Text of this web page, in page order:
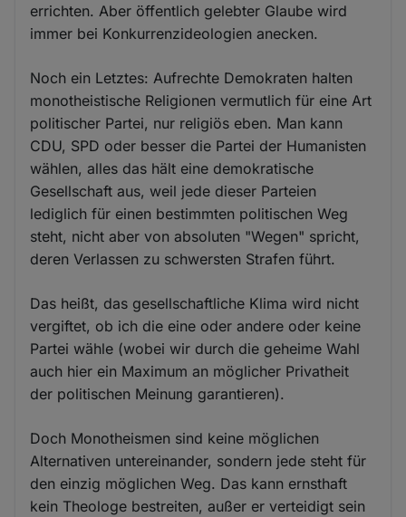
errichten. Aber öffentlich gelebter Glaube wird
immer bei Konkurrenzideologien anecken.
Noch ein Letztes: Aufrechte Demokraten halten
monotheistische Religionen vermutlich für eine Art
politischer Partei, nur religiös eben. Man kann
CDU, SPD oder besser die Partei der Humanisten
wählen, alles das hält eine demokratische
Gesellschaft aus, weil jede dieser Parteien
lediglich für einen bestimmten politischen Weg
steht, nicht aber von absoluten "Wegen" spricht,
deren Verlassen zu schwersten Strafen führt.
Das heißt, das gesellschaftliche Klima wird nicht
vergiftet, ob ich die eine oder andere oder keine
Partei wähle (wobei wir durch die geheime Wahl
auch hier ein Maximum an möglicher Privatheit
der politischen Meinung garantieren).
Doch Monotheismen sind keine möglichen
Alternativen untereinander, sondern jede steht für
den einzig möglichen Weg. Das kann ernsthaft
kein Theologe bestreiten, außer er verteidigt sein